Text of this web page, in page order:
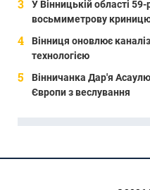
У Вінницькій області
восьмиметрову
Вінниця оновлює
технологією
Вінничанка Дар'я
Європи з веслування